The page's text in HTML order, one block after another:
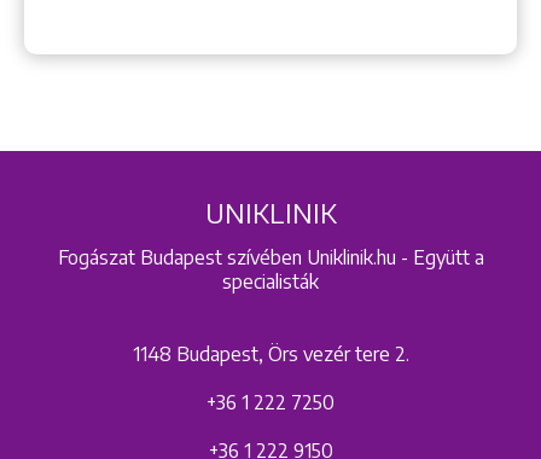
UNIKLINIK
Fogászat Budapest szívében Uniklinik.hu - Együtt a
specialisták
1148 Budapest, Örs vezér tere 2.
+36 1 222 7250
+36 1 222 9150